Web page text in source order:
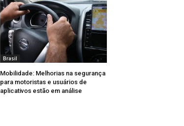
Brasil
Mobilidade: Melhorias na segurança
para motoristas e usuários de
aplicativos estão em análise